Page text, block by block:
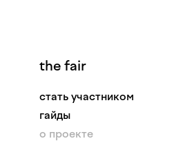
the fair
стать участником
гайды
о проекте